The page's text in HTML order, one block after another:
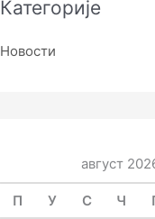
Категорије
Новости
август
П У С Ч